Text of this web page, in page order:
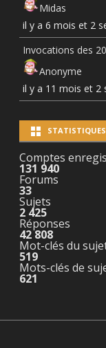
Midas
il y a 6 mois et 2
Invocations des
Anonyme
il y a 11 mois et 2
Comptes
131 940
Forums
33
Sujets
2 425
Réponses
42 808
Mot-clés du
519
Mots-clés de
621